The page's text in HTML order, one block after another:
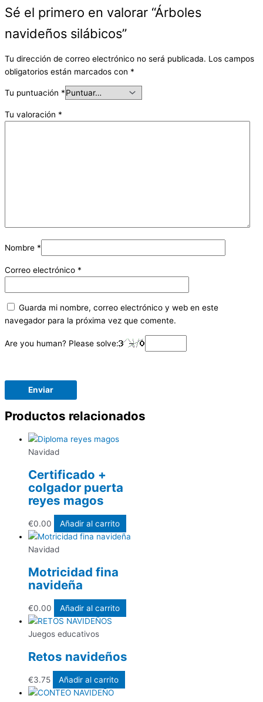
Sé el primero en valorar “Árboles
navideños silábicos”
Tu dirección de correo electrónico no será publicada. Los campos
obligatorios están marcados con *
Tu puntuación *
Tu valoración *
Nombre *
Correo electrónico *
Guarda mi nombre, correo electrónico y web en este
navegador para la próxima vez que comente.
Are you human? Please solve:
Productos relacionados
Navidad
Certificado +
colgador puerta
reyes magos
€0.00 Añadir al carrito
Navidad
Motricidad fina
navideña
€0.00 Añadir al carrito
Juegos educativos
Retos navideños
€3.75 Añadir al carrito